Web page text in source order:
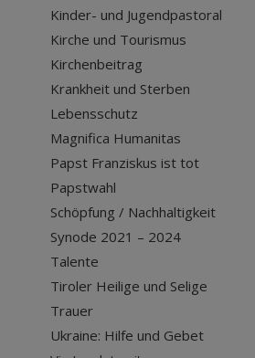
Kinder- und Jugendpastoral
Kirche und Tourismus
Kirchenbeitrag
Krankheit und Sterben
Lebensschutz
Magnifica Humanitas
Papst Franziskus ist tot
Papstwahl
Schöpfung / Nachhaltigkeit
Synode 2021 – 2024
Talente
Tiroler Heilige und Selige
Trauer
Ukraine: Hilfe und Gebet